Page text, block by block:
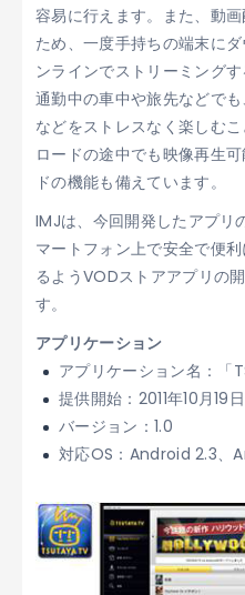
容易に行えます。また、動
ため、一度手持ちの端末に
ンラインでストリーミング
通勤中の車中や旅先などで
などをストレスなく楽しむ
ロードの途中でも映像再生
ドの機能も備えています。
IMJは、今回開発したアプリ
マートフォン上で安全で便
るようVODストアアプリの
す。
アプリケーション
アプリケーション名：「
提供開始：2011年10月19日
バージョン：1.0
対応OS：Android 2.3、